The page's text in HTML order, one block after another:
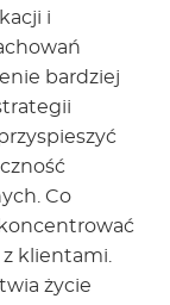
i
bardziej
Co
klientami.
życie